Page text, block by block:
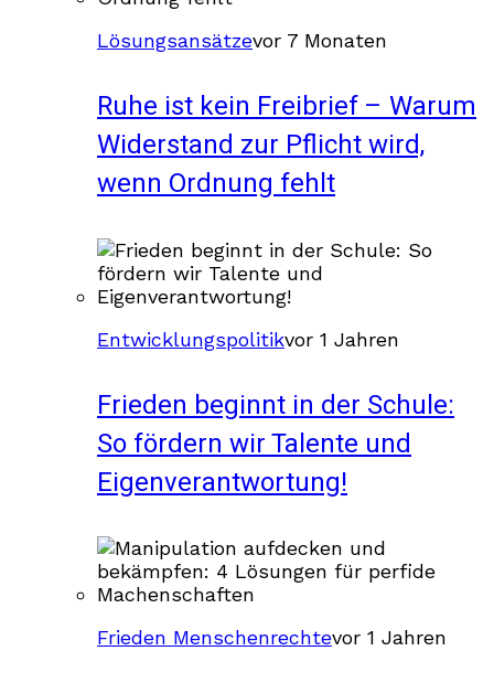
Lösungsansätzevor 7 Monaten
Ruhe ist kein Freibrief – Warum
Widerstand zur Pflicht wird,
wenn Ordnung fehlt
Entwicklungspolitikvor 1 Jahren
Frieden beginnt in der Schule:
So fördern wir Talente und
Eigenverantwortung!
Frieden Menschenrechtevor 1 Jahren